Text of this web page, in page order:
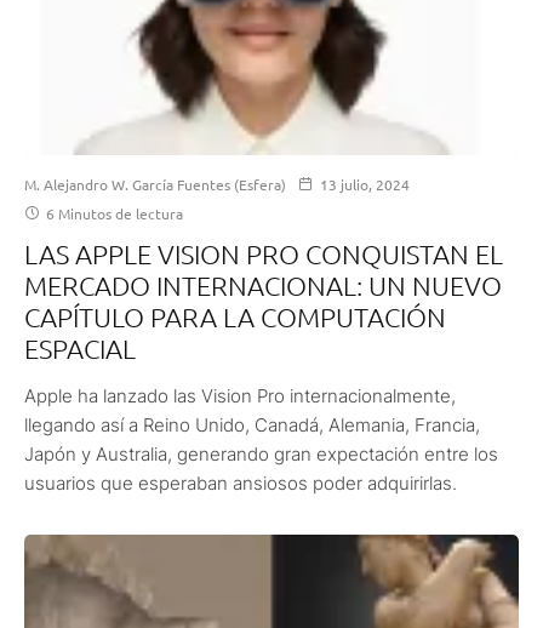
M. Alejandro W. García Fuentes (Esfera)
13 julio, 2024
6 Minutos de lectura
LAS APPLE VISION PRO CONQUISTAN EL
MERCADO INTERNACIONAL: UN NUEVO
CAPÍTULO PARA LA COMPUTACIÓN
ESPACIAL
Apple ha lanzado las Vision Pro internacionalmente,
llegando así a Reino Unido, Canadá, Alemania, Francia,
Japón y Australia, generando gran expectación entre los
usuarios que esperaban ansiosos poder adquirirlas.